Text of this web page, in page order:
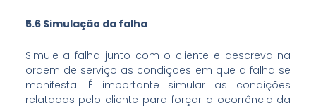
5.6 Simulação da falha
Simule a falha junto com o cliente e descreva na
ordem de serviço as condições em que a falha se
manifesta. É importante simular as condições
relatadas pelo cliente para forçar a ocorrência da